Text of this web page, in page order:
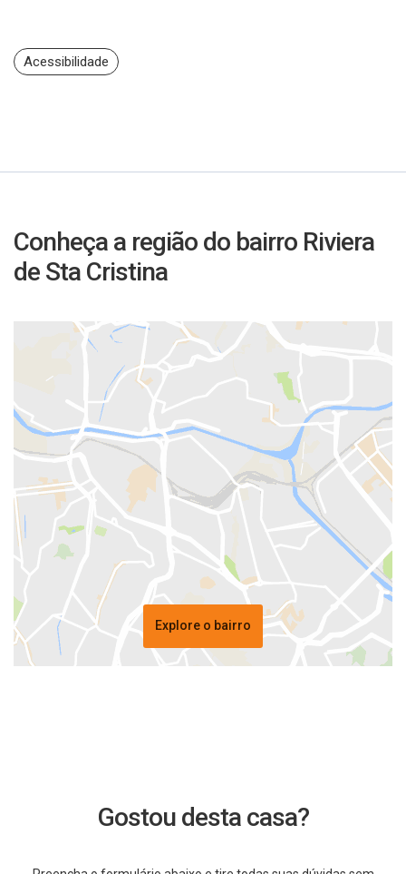
Acessibilidade
Conheça a região do bairro Riviera
de Sta Cristina
Explore o bairro
Gostou desta casa?